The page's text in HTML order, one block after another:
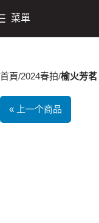
菜單
首頁 2024春拍 榆火芳茗
« 上一个商品